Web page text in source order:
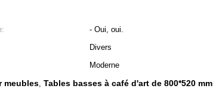
- Oui, oui.
Divers
Moderne
meubles, Tables basses à café d'art de 800*520 mm